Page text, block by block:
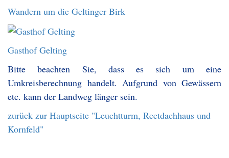
Wandern um die Geltinger Birk
Gasthof Gelting
Bitte beachten Sie, dass es sich um eine
Umkreisberechnung handelt. Aufgrund von Gewässern
etc. kann der Landweg länger sein.
zurück zur Hauptseite "Leuchtturm, Reetdachhaus und
Kornfeld"